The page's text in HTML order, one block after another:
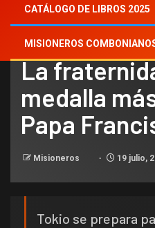
CATÁLOGO DE LIBROS 2025
MISIONEROS
NOTICIAS
La
medalla
Papa
Misioneros 19 julio,
Tokio se prepara